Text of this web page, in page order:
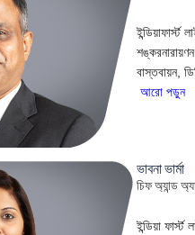
বাস্তবায়ন,
আরো পড়ুন
ভাবনা ভার্মা
চিফ অ্যান্ড
ইন্ডিয়া ফার্স্ট